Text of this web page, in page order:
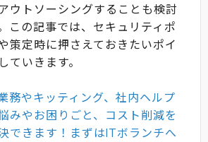
ウトソーシングすることも検討
この記事では、セキュリティポ
策定時に押さえておきたいポイ
ていきます。
務やキッティング、社内ヘルプ
みやお困りごと、コスト削減を
できます！まずはITボランチへ